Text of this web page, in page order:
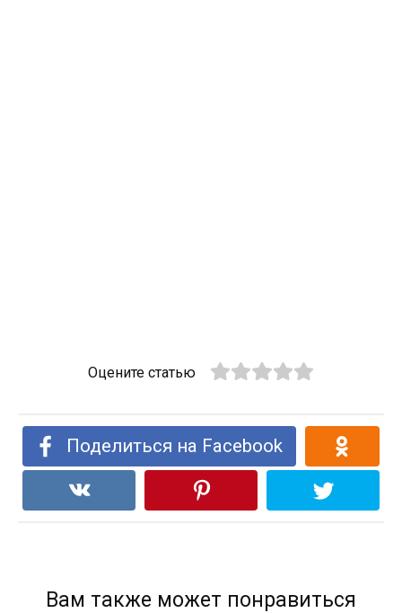
Оцените статью
Поделиться на Facebook
Вам также может понравиться